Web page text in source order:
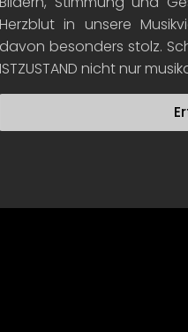
Herzblut in unsere
davon besonders stolz.
ISTZUSTAND nicht nur